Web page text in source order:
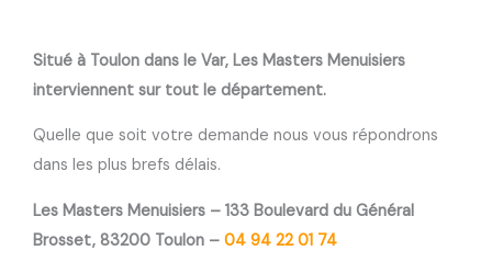
Situé à Toulon dans le Var, Les Masters Menuisiers
interviennent sur tout le département.
Quelle que soit votre demande nous vous répondrons
dans les plus brefs délais.
Les Masters Menuisiers – 133 Boulevard du Général
Brosset, 83200 Toulon – 04 94 22 01 74